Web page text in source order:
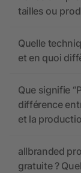
tailles ou
Quelle
et en quoi
Que signifie
différence
et la
allbranded
gratuite ?